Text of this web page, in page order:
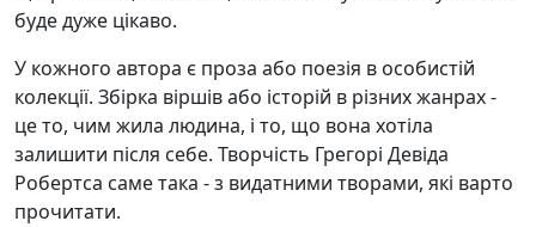
буде дуже цікаво.
У кожного автора є проза або поезія в особистій
колекції. Збірка віршів або історій в різних жанрах -
це то, чим жила людина, і то, що вона хотіла
залишити після себе. Творчість Грегорі Девіда
Робертса саме така - з видатними творами, які варто
прочитати.